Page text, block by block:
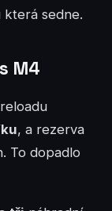
sedne.
M4
, a rezerva
To dopadlo